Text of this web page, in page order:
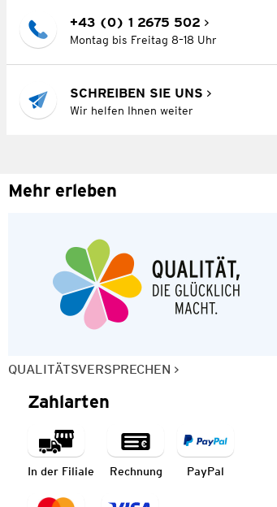
+43 (0) 1 2675 502
Montag bis Freitag 8–18 Uhr
SCHREIBEN SIE UNS
Wir helfen Ihnen weiter
Mehr erleben
QUALITÄTSVERSPRECHEN
Zahlarten
In der Filiale Rechnung PayPal